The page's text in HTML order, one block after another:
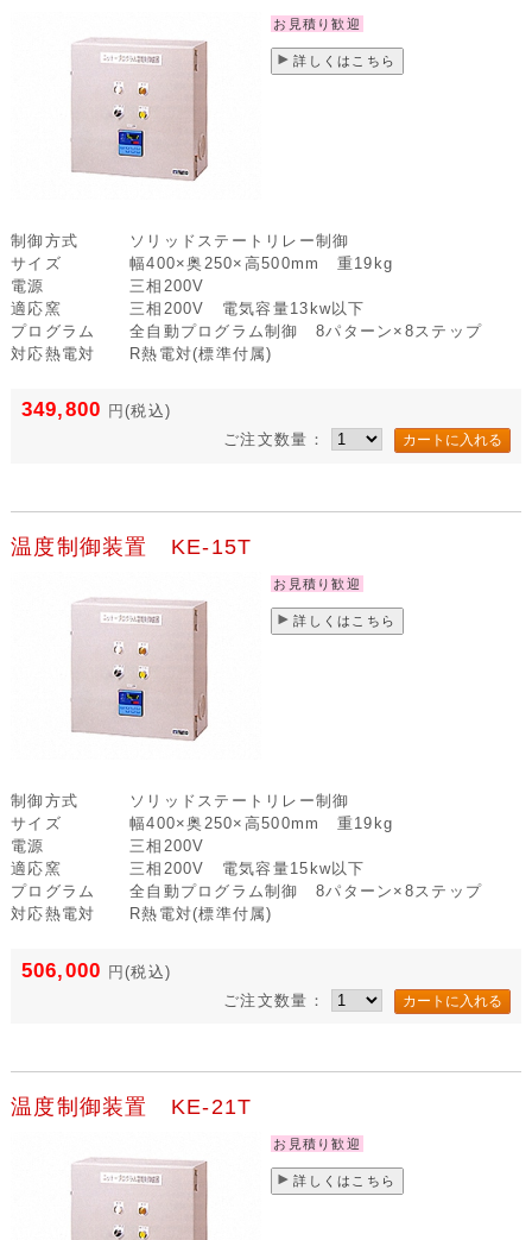
お見積り歓迎
詳しくはこちら
制御方式
ソリッドステートリレー制御
サイズ
幅400×奥250×高500mm 重19kg
電源
三相200V
適応窯
三相200V 電気容量13kw以下
プログラム
全自動プログラム制御 8パターン×8ステップ
対応熱電対
R熱電対(標準付属)
349,800 円(税込)
ご注文数量：
温度制御装置 KE-15T
お見積り歓迎
詳しくはこちら
制御方式
ソリッドステートリレー制御
サイズ
幅400×奥250×高500mm 重19kg
電源
三相200V
適応窯
三相200V 電気容量15kw以下
プログラム
全自動プログラム制御 8パターン×8ステップ
対応熱電対
R熱電対(標準付属)
506,000 円(税込)
ご注文数量：
温度制御装置 KE-21T
お見積り歓迎
詳しくはこちら